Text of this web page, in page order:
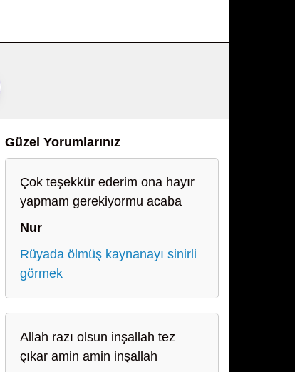
Güzel Yorumlarınız
Çok teşekkür ederim ona hayır
yapmam gerekiyormu acaba
Nur
Rüyada ölmüş kaynanayı sinirli
görmek
Allah razı olsun inşallah tez
çıkar amin amin inşallah